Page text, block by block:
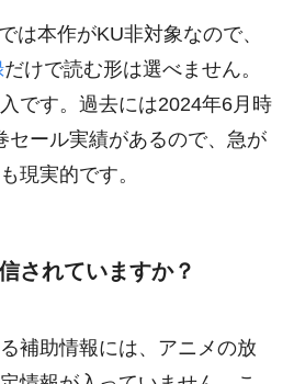
は本作がKU非対象なので、
だけで読む形は選べません。
です。過去には2024年6月時
セール実績があるので、急が
現実的です。
されていますか？
補助情報には、アニメの放